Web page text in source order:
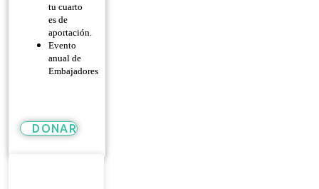
tu cuarto
es de
aportación.
Evento
anual de
Embajadores
DONAR